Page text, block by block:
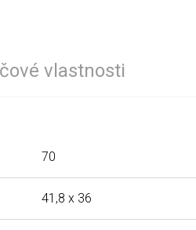
vlastnosti
70
41,8 x 36